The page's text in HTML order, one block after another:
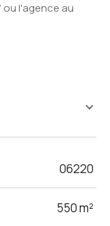
ou l'agence au
06220
550 m²